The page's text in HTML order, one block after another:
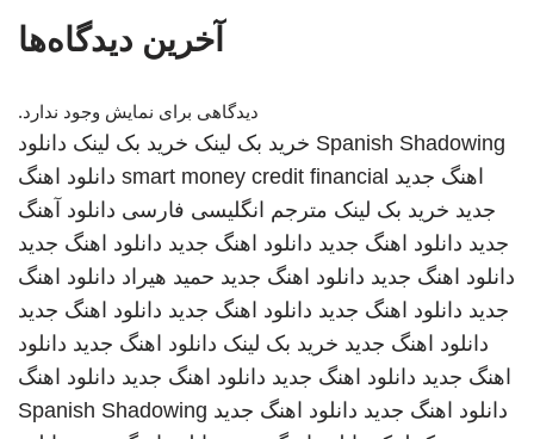
آخرین دیدگاه‌ها
دیدگاهی برای نمایش وجود ندارد.
Spanish Shadowing خرید بک لینک خرید بک لینک دانلود
اهنگ جدید smart money credit financial دانلود اهنگ
جدید خرید بک لینک مترجم انگلیسی فارسی دانلود آهنگ
جدید دانلود اهنگ جدید دانلود اهنگ جدید دانلود اهنگ جدید
دانلود اهنگ جدید دانلود اهنگ جدید حمید هیراد دانلود اهنگ
جدید دانلود اهنگ جدید دانلود اهنگ جدید دانلود اهنگ جدید
دانلود اهنگ جدید خرید بک لینک دانلود اهنگ جدید دانلود
اهنگ جدید دانلود اهنگ جدید دانلود اهنگ جدید دانلود اهنگ
دانلود اهنگ جدید دانلود اهنگ جدید Spanish Shadowing